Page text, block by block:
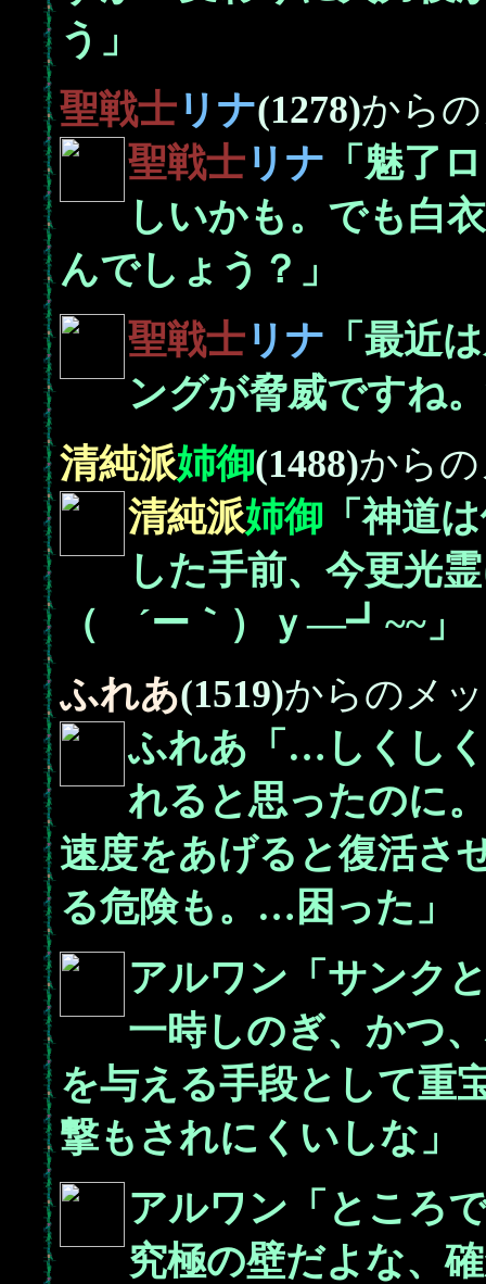
う」
聖戦士 リナ(1278)から
聖戦士 リナ 「魅了
しいかも。でも白
んでしょう？」
聖戦士 リナ 「最近
ングが脅威ですね
清純派姉御(1488)から
清純派姉御 「神道
した手前、今更光
（ ´ー｀）ｙ―┛~~」
ふれあ(1519)からのメ
ふれあ「…しくし
れると思ったのに
速度をあげると復活さ
る危険も。…困った」
アルワン「サンク
一時しのぎ、かつ
を与える手段として重
撃もされにくいしな」
アルワン「ところ
究極の壁だよな、